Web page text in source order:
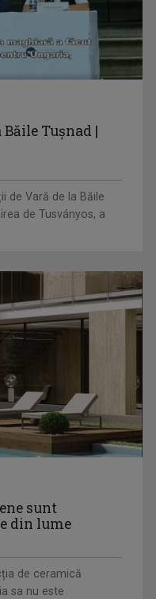
să ...
...
...
Tușnad |
de Vară de la Băile
de Tusványos, a
sunt
din lume
de ceramică
sa nu este